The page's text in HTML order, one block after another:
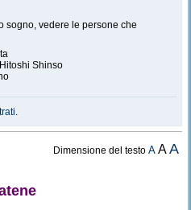
sogno, vedere le persone che
Hitoshi Shinso
.
Dimensione del testoA AA